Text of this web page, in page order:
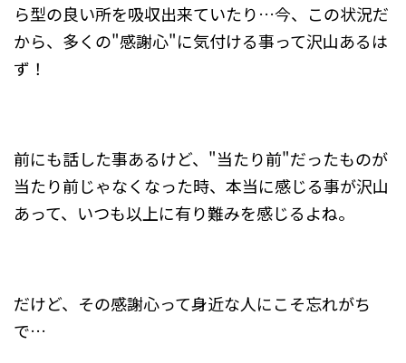
ら型の良い所を吸収出来ていたり…今、この状況だ
から、多くの"感謝心"に気付ける事って沢山あるは
ず！
前にも話した事あるけど、"当たり前"だったものが
当たり前じゃなくなった時、本当に感じる事が沢山
あって、いつも以上に有り難みを感じるよね。
だけど、その感謝心って身近な人にこそ忘れがち
で…